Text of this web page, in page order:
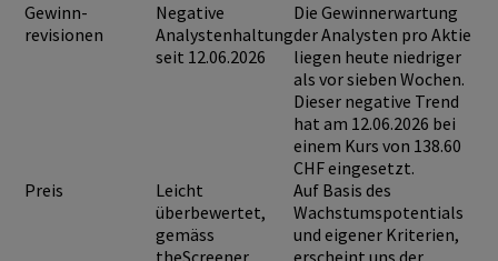
Gewinn-
revisionen
Negative
Analystenhaltung
seit 12.06.2026
Die Gewinnerwartung
der Analysten pro Aktie
liegen heute niedriger
als vor sieben Wochen.
Dieser negative Trend
hat am 12.06.2026 bei
einem Kurs von 138.60
CHFeingesetzt.
Preis
Leicht
überbewertet,
gemäss
theScreener
Auf Basis des
Wachstumspotentials
und eigener Kriterien,
erscheint uns der